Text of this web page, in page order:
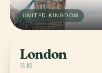
UNITED KINGDOM
London
首都